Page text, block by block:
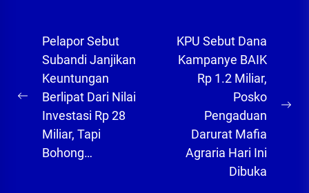
Navigasi
pos
Previous
post:
Pelapor Sebut
Subandi Janjikan
Keuntungan
Berlipat Dari Nilai
Investasi Rp 28
Miliar, Tapi
Bohong…
KPU Sebut Dana
Kampanye BAIK
Rp 1.2 Miliar,
Posko
Pengaduan
Darurat Mafia
Agraria Hari Ini
Dibuka